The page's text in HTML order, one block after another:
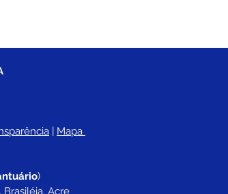
| Mapa
)
Brasiléia, Acre